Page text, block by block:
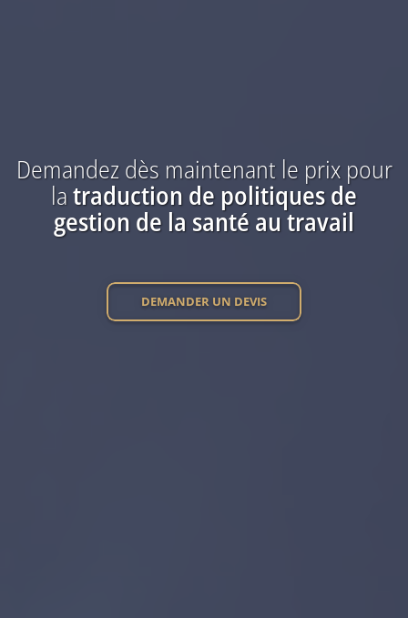
Demandez dès maintenant le prixpour
latraduction de politiques de
gestion de la santé au travail
DEMANDER UN DEVIS